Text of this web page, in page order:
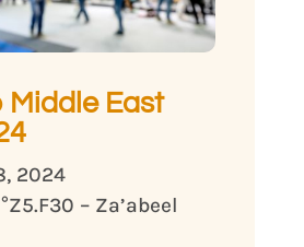
Middle East
2024
– Za’abeel